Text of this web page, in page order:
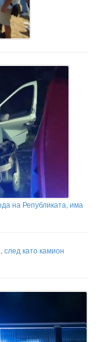
на Републиката, има
след като камион